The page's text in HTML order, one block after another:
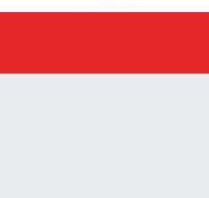
%0.17